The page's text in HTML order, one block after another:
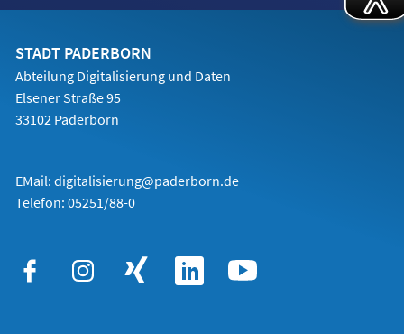
einem
Tab)
STADT PADERBORN
Abteilung Digitalisierung und Daten
Elsener Straße 95
33102 Paderborn
EMail: digitalisierung@paderborn.de
Telefon: 05251/88-0